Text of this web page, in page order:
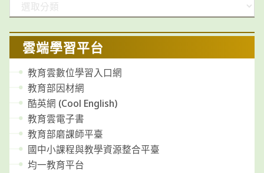
類
雲端學習平台
教育雲數位學習入口網
教育部因材網
酷英網 (Cool English)
教育雲電子書
教育部磨課師平臺
國中小課程與教學資源整合平臺
均一教育平台